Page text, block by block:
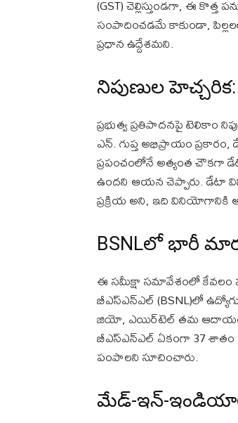
(GST) చెల్లిస్తుండగా, ఈ
సంపాదించడమే కాకుండా,
ప్రధాన ఉద్దేశమని.
నిపుణుల
ప్రభుత్వ ప్రతిపాదనపై టెలికాం
ఎన్. గుప్త అభిప్రాయం
ప్రపంచంలోనే అత్యంత చౌకగా
ఉందని ఆయన చెప్పారు. డేటా
ప్రక్రియ అని, ఇది
BSNLలో భారీ
ఈ సమీక్షా సమావేశంలో కేవలం
బీఎస్ఎన్ఎల్ (BSNL)లో
జియో, ఎయిర్‌టెల్ తమ ఆదాయంలో
బీఎస్ఎన్ఎల్ ఏకంగా 37 శాతం
పంపాలని సూచించారు.
మేడ్-ఇన్-